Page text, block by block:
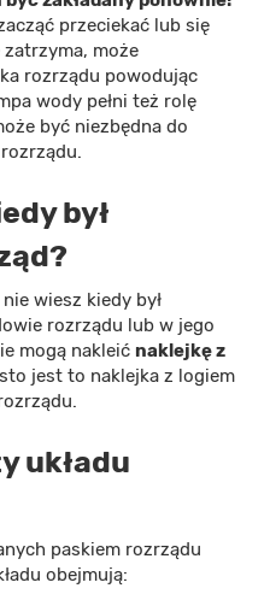
przeciekać lub się
może
rozrządu powodując
wody pełni też rolę
być niezbędna do
był
wiesz kiedy był
rozrządu lub w jego
mogą nakleić naklejkę z
jest to naklejka z logiem
układu
paskiem rozrządu
obejmują: